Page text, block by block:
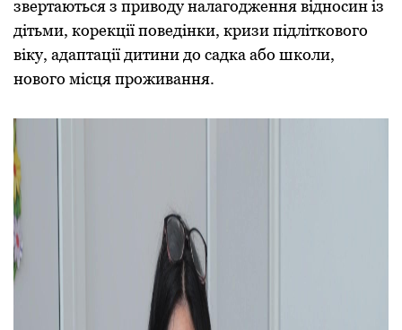
звертаються з приводу налагодження відносин із
дітьми, корекції поведінки, кризи підліткового
віку, адаптації дитини до садка або школи,
нового місця проживання.